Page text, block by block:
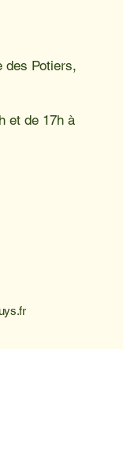
des Potiers,
et de 17h à